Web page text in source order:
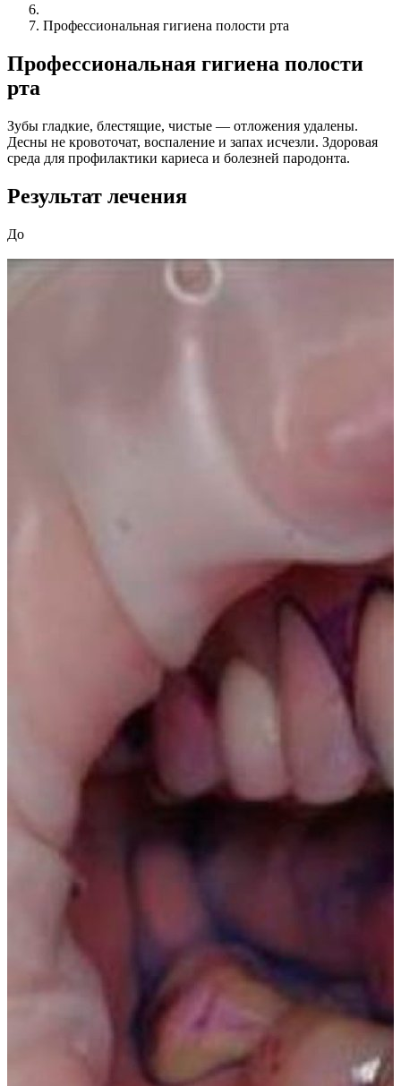
Профессиональная гигиена полости рта
Профессиональная гигиена полости
рта
Зубы гладкие, блестящие, чистые — отложения удалены.
Десны не кровоточат, воспаление и запах исчезли. Здоровая
среда для профилактики кариеса и болезней пародонта.
Результат лечения
До